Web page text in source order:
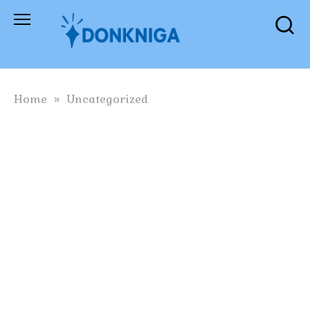
Skip
Home » Uncategorized